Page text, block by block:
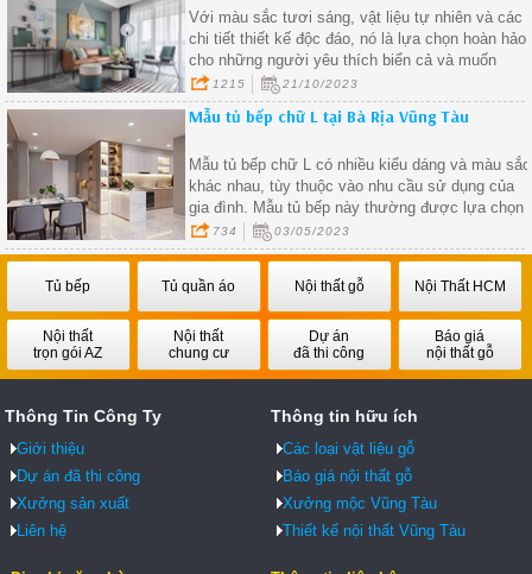
Với màu sắc tươi sáng, vật liệu tự nhiên và các
chi tiết thiết kế độc đáo, nó là lựa chọn hoàn hảo
cho những người yêu thích biển cả và muốn
mang vẻ đẹp của biển vào ngôi nhà của họ.
1215 21/10/2023
Mẫu tủ bếp chữ L tại Bà Rịa Vũng Tàu
Mẫu tủ bếp chữ L có nhiều kiểu dáng và màu sắc
khác nhau, tùy thuộc vào nhu cầu sử dụng của
gia đình. Mẫu tủ bếp này thường được lựa chọn
bởi tính tiện dụng và tiết kiệm diện tích
734 03/05/2023
Tủ bếp Tủ quần áo Nội thất gỗ Nội Thất HCM
Nội thất
trọn gói AZ
Nội thất
chung cư
Dự án
đã thi công
Báo giá
nội thất gỗ
Thông Tin Công Ty
Giới thiệu
Dự án đã thi công
Xưởng sản xuất
Liên hệ
Thông tin hữu ích
Các loại vật liệu gỗ
Báo giá nội thất gỗ
Xưởng mộc Vũng Tàu
Thiết kế nội thất Vũng Tàu